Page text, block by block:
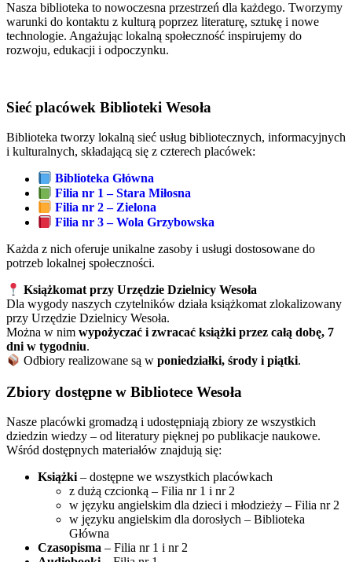
Nasza biblioteka to nowoczesna przestrzeń dla każdego. Tworzymy
warunki do kontaktu z kulturą poprzez literaturę, sztukę i nowe
technologie. Angażując lokalną społeczność inspirujemy do
rozwoju, edukacji i odpoczynku.
Sieć placówek Biblioteki Wesoła
Biblioteka tworzy lokalną sieć usług bibliotecznych, informacyjnych
i kulturalnych, składającą się z czterech placówek:
Biblioteka Główna
Filia nr 1 – Stara Miłosna
Filia nr 2 – Zielona
Filia nr 3 – Wola Grzybowska
Każda z nich oferuje unikalne zasoby i usługi dostosowane do
potrzeb lokalnej społeczności.
Książkomat przy Urzędzie Dzielnicy Wesoła
Dla wygody naszych czytelników działa książkomat zlokalizowany
przy Urzędzie Dzielnicy Wesoła.
Można w nim wypożyczać i zwracać książki przez całą dobę, 7
dni w tygodniu.
Odbiory realizowane są wponiedziałki, środy i piątki.
Zbiory dostępne w Bibliotece Wesoła
Nasze placówki gromadzą i udostępniają zbiory ze wszystkich
dziedzin wiedzy – od literatury pięknej po publikacje naukowe.
Wśród dostępnych materiałów znajdują się:
Książki – dostępne we wszystkich placówkach
z dużą czcionką – Filia nr 1 i nr 2
w języku angielskim dla dzieci i młodzieży – Filia nr 2
w języku angielskim dla dorosłych – Biblioteka
Główna
Czasopisma – Filia nr 1 i nr 2